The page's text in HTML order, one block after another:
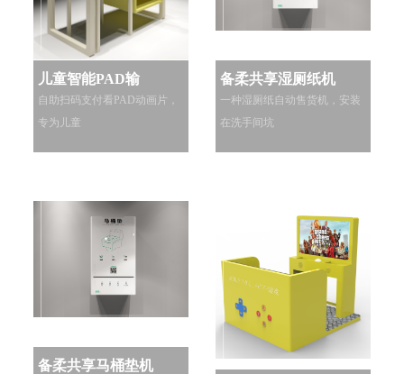
儿童智能PAD输
自助扫码支付看PAD动画片，
专为儿童
备柔共享湿厕纸机
一种湿厕纸自动售货机，安装
在洗手间坑
备柔共享马桶垫机